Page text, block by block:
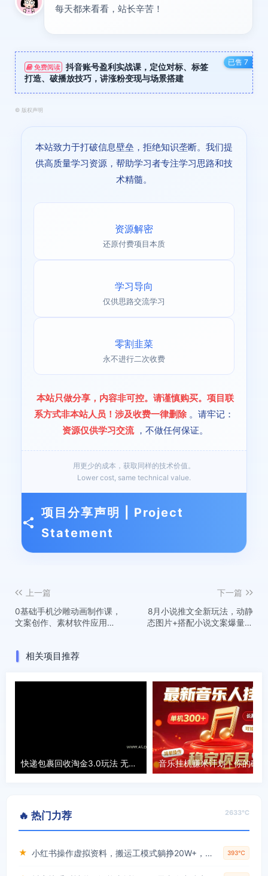
每天都来看看，站长辛苦！
已售 7
免费阅读
抖音账号盈利实战课，定位对标、标签
打造、破播放技巧，讲涨粉变现与场景搭建
© 版权声明
本站致力于打破信息壁垒，拒绝知识垄断。我们提
供高质量学习资源，帮助学习者专注学习思路和技
术精髓。
资源解密
还原付费项目本质
学习导向
仅供思路交流学习
零割韭菜
永不进行二次收费
本站只做分享，内容非可控。请谨慎购买。项目联
系方式非本站人员！涉及收费一律删除 。请牢记：
资源仅供学习交流 ，不做任何保证。
用更少的成本，获取同样的技术价值。
Lower cost, same technical value.
项目分享声明 | Project
Statement
上一篇
0基础手机沙雕动画制作课，
文案创作、素材软件应用与
下一篇
8月小说推文全新玩法，动静
态图片+搭配小说文案爆量玩
相关项目推荐
快递包裹回收淘金3.0玩法 无需任何押金 小白轻松上手
🔥 热门力荐 2633℃
★ 小红书操作虚拟资料，搬运工模式躺挣20W+，互联网的低成本路子！ 393℃